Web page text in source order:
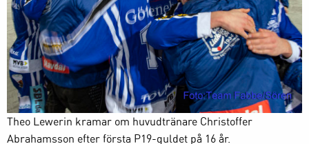
Theo Lewerin kramar om huvudtränare Christoffer
Abrahamsson efter första P19-guldet på 16 år.